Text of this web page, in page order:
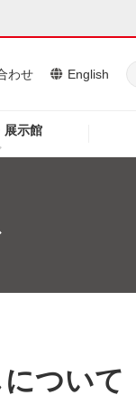
展示館
わせ English
ま
ついて